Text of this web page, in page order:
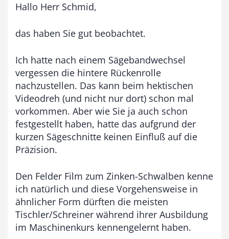
Hallo Herr Schmid,
das haben Sie gut beobachtet.
Ich hatte nach einem Sägebandwechsel
vergessen die hintere Rückenrolle
nachzustellen. Das kann beim hektischen
Videodreh (und nicht nur dort) schon mal
vorkommen. Aber wie Sie ja auch schon
festgestellt haben, hatte das aufgrund der
kurzen Sägeschnitte keinen Einfluß auf die
Präzision.
Den Felder Film zum Zinken-Schwalben kenne
ich natürlich und diese Vorgehensweise in
ähnlicher Form dürften die meisten
Tischler/Schreiner während ihrer Ausbildung
im Maschinenkurs kennengelernt haben.